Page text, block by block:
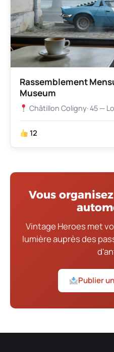
Rassemblement
Museum
Châtillon Coligny· 45 —
12
Vous
Vintage Heroes met
lumière auprès des
Publier